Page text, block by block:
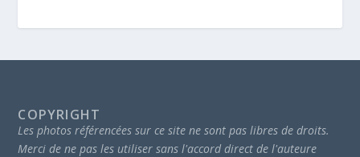
COPYRIGHT
Les photos référencées sur ce site ne sont pas libres de droits.
Merci de ne pas les utiliser sans l'accord direct de l'auteure